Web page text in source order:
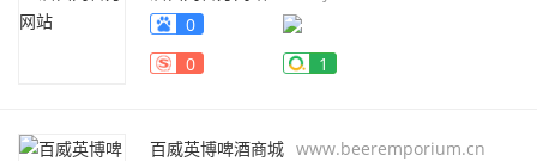
0
0
1
百威英博啤酒商城 www.beeremporium.cn